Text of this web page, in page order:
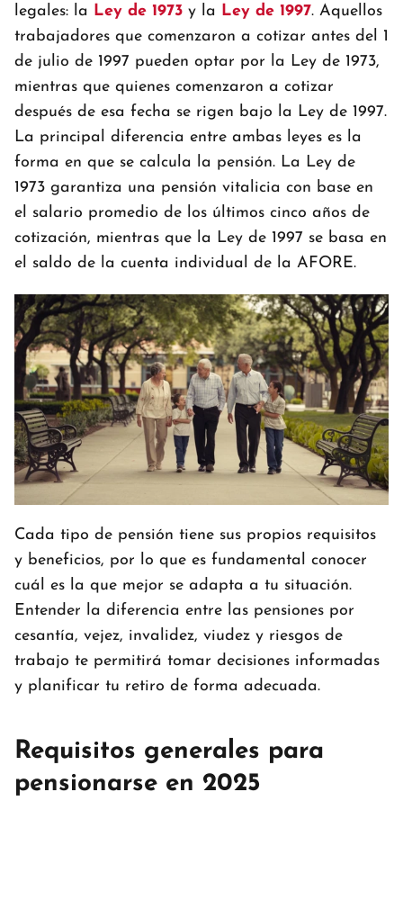
legales: la Ley de 1973 y la Ley de 1997. Aquellos
trabajadores que comenzaron a cotizar antes del 1
de julio de 1997 pueden optar por la Ley de 1973,
mientras que quienes comenzaron a cotizar
después de esa fecha se rigen bajo la Ley de 1997.
La principal diferencia entre ambas leyes es la
forma en que se calcula la pensión. La Ley de
1973 garantiza una pensión vitalicia con base en
el salario promedio de los últimos cinco años de
cotización, mientras que la Ley de 1997 se basa en
el saldo de la cuenta individual de la AFORE.
Cada tipo de pensión tiene sus propios requisitos
y beneficios, por lo que es fundamental conocer
cuál es la que mejor se adapta a tu situación.
Entender la diferencia entre las pensiones por
cesantía, vejez, invalidez, viudez y riesgos de
trabajo te permitirá tomar decisiones informadas
y planificar tu retiro de forma adecuada.
Requisitos generales para
pensionarse en 2025